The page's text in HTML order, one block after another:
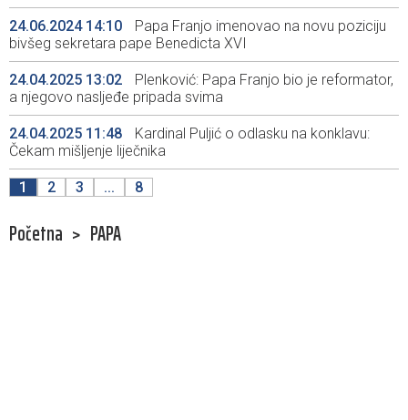
24.06.2024 14:10
Papa Franjo imenovao na novu poziciju
bivšeg sekretara pape Benedicta XVI
24.04.2025 13:02
Plenković: Papa Franjo bio je reformator,
a njegovo nasljeđe pripada svima
24.04.2025 11:48
Kardinal Puljić o odlasku na konklavu:
Čekam mišljenje liječnika
1 2 3 ... 8
Početna > PAPA